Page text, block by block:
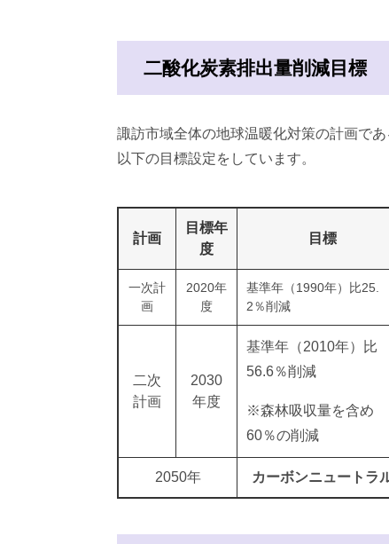
二酸化炭素排出量削減目標
諏訪市域全体の地球温暖化対策の計画で
以下の目標設定をしています。
計画
目標年
度
目標
一次計
画
2020年
度
基準年（1990年）比25.
2％削減
二次
計画
2030
年度
基準年（2010年）比
56.6％削減
※森林吸収量を含め
60％の削減
2050年 カーボンニュートラ